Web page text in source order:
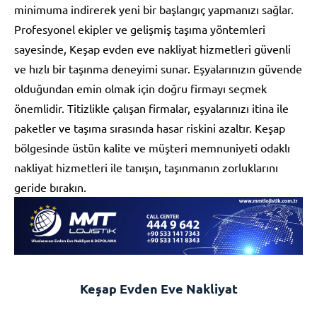
minimuma indirerek yeni bir başlangıç yapmanızı sağlar.
Profesyonel ekipler ve gelişmiş taşıma yöntemleri
sayesinde, Keşap evden eve nakliyat hizmetleri güvenli
ve hızlı bir taşınma deneyimi sunar. Eşyalarınızın güvende
olduğundan emin olmak için doğru firmayı seçmek
önemlidir. Titizlikle çalışan firmalar, eşyalarınızı itina ile
paketler ve taşıma sırasında hasar riskini azaltır. Keşap
bölgesinde üstün kalite ve müşteri memnuniyeti odaklı
nakliyat hizmetleri ile tanışın, taşınmanın zorluklarını
geride bırakın.
Keşap Evden Eve Nakliyat